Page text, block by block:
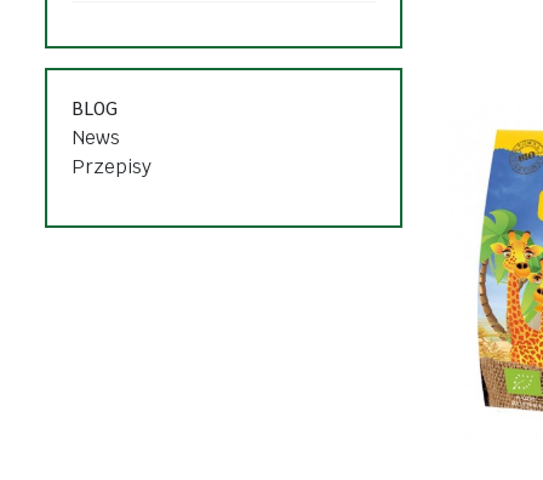
pasty, pasztety
mięso, wędliny, ryby
przetwory, sosy,
majonezy
dżemy i
napoje
dania
zdrowa
BLOG
News
Przepisy